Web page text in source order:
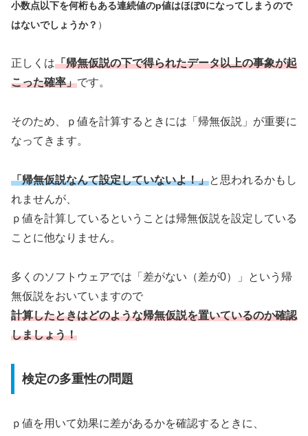
小数点以下を何桁もある連続値のp値はほぼ0になってしまうので
はないでしょうか？ ）
正しくは「帰無仮説の下で得られたデータ以上の事象が起
こった確率」です。
そのため、ｐ値を計算するときには「帰無仮説」が重要に
なってきます。
「帰無仮説なんて設定していないよ！」と思われるかもし
れませんが、
ｐ値を計算しているということは帰無仮説を設定している
ことに他なりません。
多くのソフトウェアでは「差がない（差が0）」という帰
無仮説をおいていますので
計算したときはどのような帰無仮説を置いているのか確認
しましょう！
検定の多重性の問題
ｐ値を用いて効果に差があるかを確認するときに、